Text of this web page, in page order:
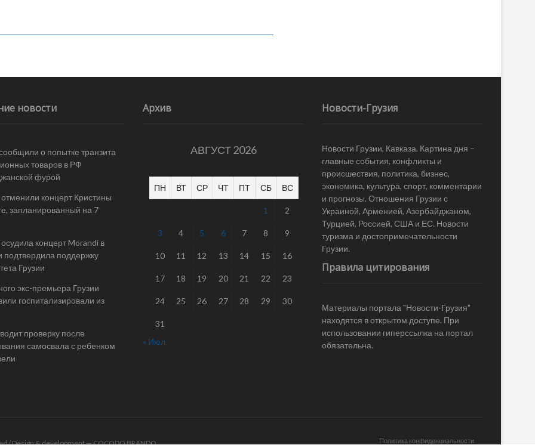
новости
о попытке транзита
товаров в РФ
фурой
концерт Кристины
запланированный на 7
концерт Morandi в
подтвердила поддержку
Грузии
экс-премьера Грузии
госпитализировали из
проверку после
самосвала с ребенком
Архив
АВГУСТ 2026
ПН ВТ СР ЧТ ПТ СБ ВС
1 2
3 4 5 6 7 8 9
10 11 12 13 14 15 16
17 18 19 20 21 22 23
24 25 26 27 28 29 30
31
« Июл
Новости-Грузия
Новости Грузии, Кавказа. Картина дня –
главные события, конфликты и
происшествия, политика, бизнес,
экономика, культура, спорт, комментарии
и прогнозы. Отношения Грузии с
Украиной, Арменией, Азербайджаном,
Турцией, Россией, США и ЕС. Новости
туризма и достопримечательности
Грузии.
Правила цитирования
Материалы портала "Новости-Грузия"
находятся в открытом доступе. При
использовании гиперссылка на портал
обязательна.
Политика конфиденциальности
/ Design & development —COCODO BRANDO